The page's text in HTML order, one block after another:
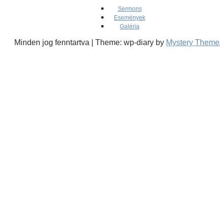
Sermons
Események
Galéria
Minden jog fenntartva Theme: wp-diary by Mystery